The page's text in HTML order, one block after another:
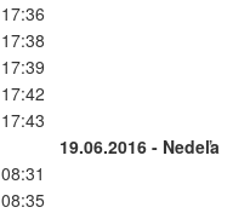
17:36
17:38
17:39
17:42
17:43
19.06.2016 - Nedeľa
08:31
08:35